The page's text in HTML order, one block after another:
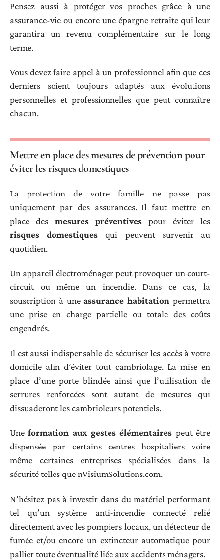
Pensez aussi à protéger vos proches grâce à une
assurance-vie ou encore une épargne retraite qui leur
garantira un revenu complémentaire sur le long
terme.
Vous devez faire appel à un professionnel afin que ces
derniers soient toujours adaptés aux évolutions
personnelles et professionnelles que peut connaître
chacun.
Mettre en place des mesures de prévention pour
éviter les risques domestiques
La protection de votre famille ne passe pas
uniquement par des assurances. Il faut mettre en
place des mesures préventives pour éviter les
risques domestiques qui peuvent survenir au
quotidien.
Un appareil électroménager peut provoquer un court-
circuit ou même un incendie. Dans ce cas, la
souscription à uneassurance habitation permettra
une prise en charge partielle ou totale des coûts
engendrés.
Il est aussi indispensable de sécuriser les accès à votre
domicile afin d’éviter tout cambriolage. La mise en
place d’une porte blindée ainsi que l’utilisation de
serrures renforcées sont autant de mesures qui
dissuaderont les cambrioleurs potentiels.
Uneformation aux gestes élémentaires peut être
dispensée par certains centres hospitaliers voire
même certaines entreprises spécialisées dans la
sécurité telles que nVisiumSolutions.com.
N’hésitez pas à investir dans du matériel performant
tel qu’un système anti-incendie connecté relié
directement avec les pompiers locaux, un détecteur de
fumée et/ou encore un extincteur automatique pour
pallier toute éventualité liée aux accidents ménagers.